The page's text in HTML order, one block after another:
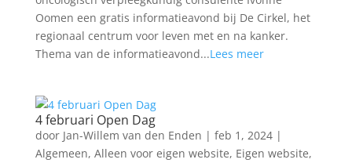
Oomen een gratis informatieavond bij De Cirkel, het
regionaal centrum voor leven met en na kanker.
Thema van de informatieavond...Lees meer
4 februari Open Dag
door Jan-Willem van den Enden | feb 1, 2024|
Algemeen, Alleen voor eigen website, Eigen website,